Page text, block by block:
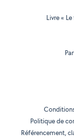
Livre «
Politique de
Référencement,